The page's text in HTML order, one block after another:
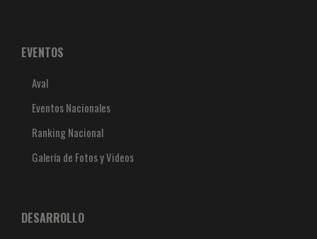
EVENTOS
Aval
Eventos Nacionales
Ranking Nacional
Galería de Fotos y Videos
DESARROLLO